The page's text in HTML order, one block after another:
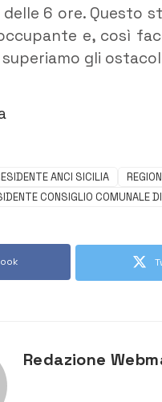
6 ore. Questo
e, così
gli
ANCI SICILIA
CONSIGLIO COMUNALE
Redazione